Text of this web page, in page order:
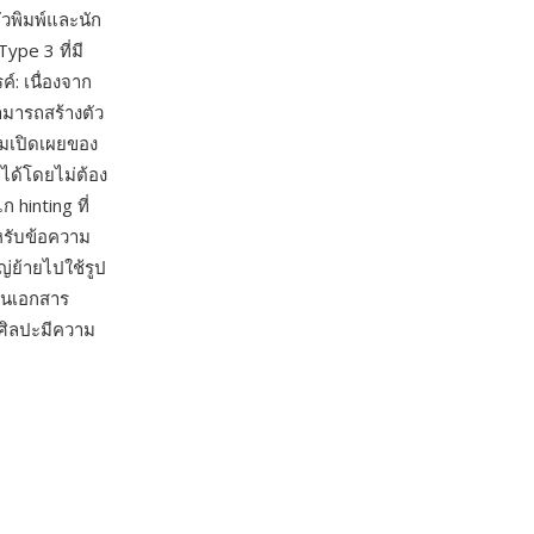
พิมพ์และนัก
3 ที่มี
: เนื่องจาก
ารถสร้างตัว
ปิดเผยของ
ด้โดยไม่ต้อง
hinting ที่
บข้อความ
ย้ายไปใช้รูป
เอกสาร
ลปะมีความ